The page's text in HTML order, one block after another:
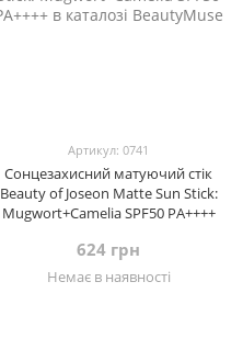
Артикул: 0741
Сонцезахисний матуючий стік
Beauty of Joseon Matte Sun Stick:
Mugwort+Camelia SPF50 PA++++
624 грн
Немає в наявності